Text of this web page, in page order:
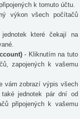
k tomuto účtu.
výkon všech počítačů
které čekají na
- Kliknutím na tuto
zapojených k vašemu
vám zobrazí výpis všech
také jednotek pár dní od
připojených k vašemu